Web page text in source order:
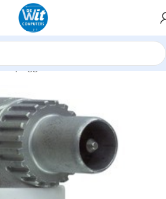
en pluggen Coax/Televisie